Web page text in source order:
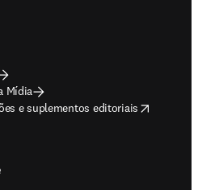
Mídia
e suplementos editoriais